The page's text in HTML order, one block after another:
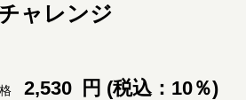
ャレンジ
2,530 円 (税込：10％)